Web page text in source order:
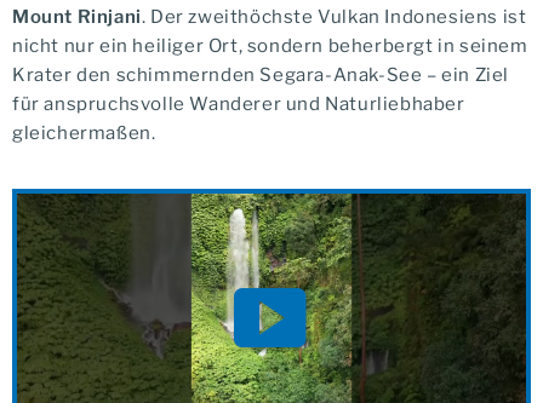
Mount Rinjani. Der zweithöchste Vulkan Indonesiens ist
nicht nur ein heiliger Ort, sondern beherbergt in seinem
Krater den schimmernden Segara-Anak-See – ein Ziel
für anspruchsvolle Wanderer und Naturliebhaber
gleichermaßen.